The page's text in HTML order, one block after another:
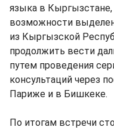
языка в
возможности
из Кыргызской
продолжить вести
путем проведения
консультаций через
Париже и в Бишкеке.
По итогам встречи